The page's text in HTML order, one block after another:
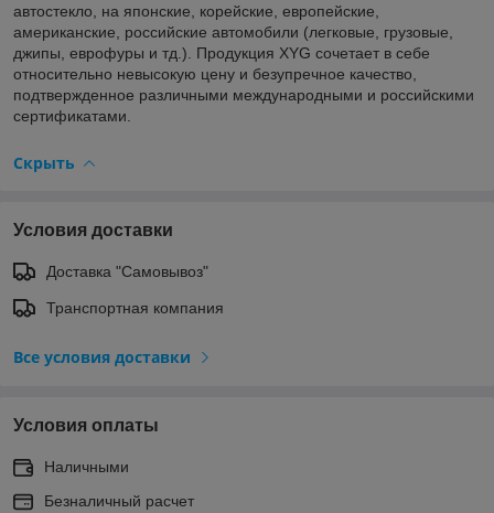
автостекло, на японские, корейские, европейские,
американские, российские автомобили (легковые, грузовые,
джипы, еврофуры и тд.). Продукция XYG сочетает в себе
относительно невысокую цену и безупречное качество,
подтвержденное различными международными и российскими
сертификатами.
Скрыть
Условия доставки
Доставка "Самовывоз"
Транспортная компания
Все условия доставки
Условия оплаты
Наличными
Безналичный расчет